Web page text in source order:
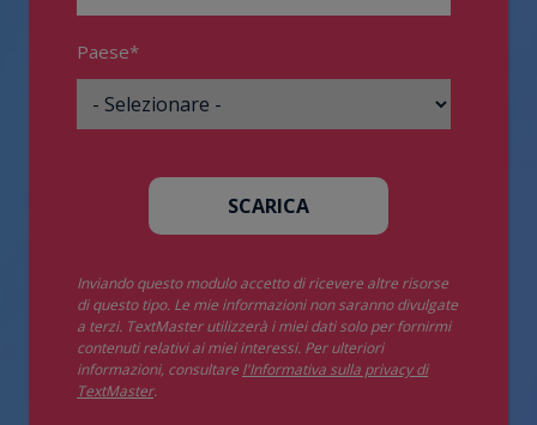
Paese*
Inviando questo modulo accetto di ricevere altre risorse
di questo tipo. Le mie informazioni non saranno divulgate
a terzi. TextMaster utilizzerà i miei dati solo per fornirmi
contenuti relativi ai miei interessi. Per ulteriori
informazioni, consultare l'Informativa sulla privacy di
TextMaster.